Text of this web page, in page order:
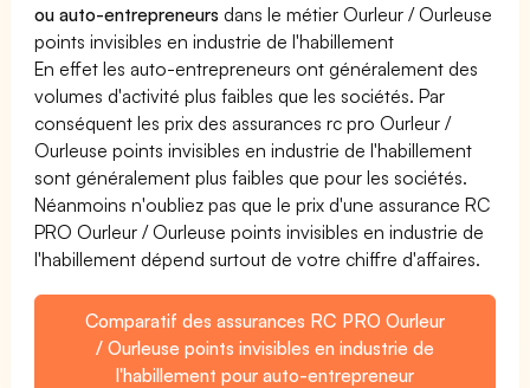
ou auto-entrepreneurs dans le métier Ourleur / Ourleuse
points invisibles en industrie de l'habillement
En effet les auto-entrepreneurs ont généralement des
volumes d'activité plus faibles que les sociétés. Par
conséquent les prix des assurances rc pro Ourleur /
Ourleuse points invisibles en industrie de l'habillement
sont généralement plus faibles que pour les sociétés.
Néanmoins n'oubliez pas que le prix d'une assurance RC
PRO Ourleur / Ourleuse points invisibles en industrie de
l'habillement dépend surtout de votre chiffre d'affaires.
Comparatif des assurances RC PRO Ourleur
/ Ourleuse points invisibles en industrie de
l'habillement pour auto-entrepreneur